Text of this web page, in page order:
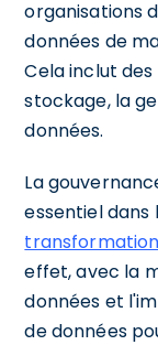
organisations
données de
Cela inclut
stockage, la
données.
La
essentiel
effet, avec la
données et
de données